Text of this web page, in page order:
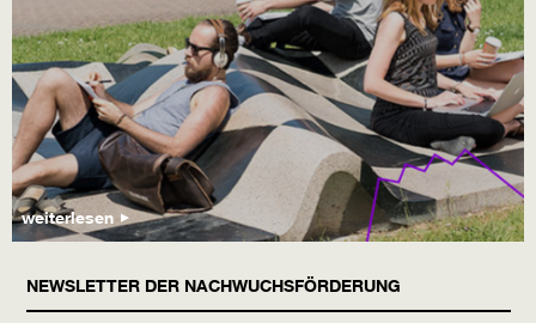
weiterlesen
NEWSLETTER DER NACHWUCHSFÖRDERUNG